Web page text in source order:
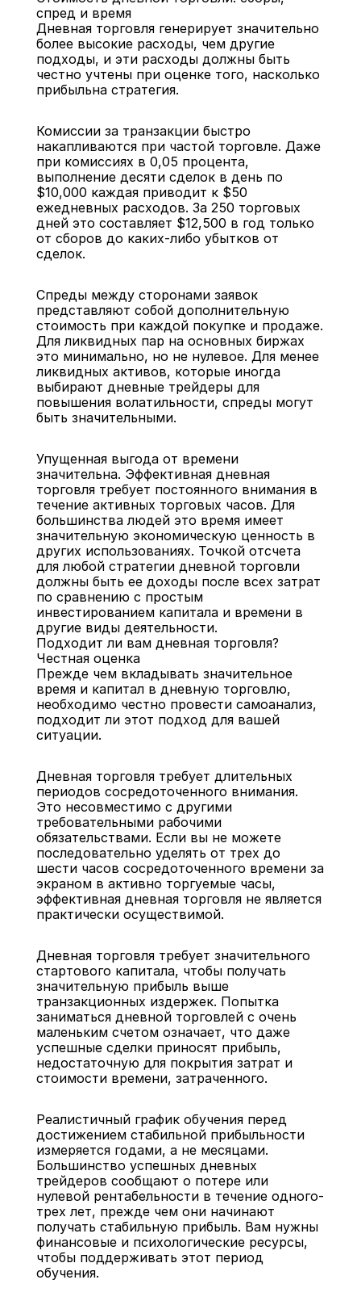
спред и время
Дневная торговля генерирует значительно
более высокие расходы, чем другие
подходы, и эти расходы должны быть
честно учтены при оценке того, насколько
прибыльна стратегия.
Комиссии за транзакции быстро
накапливаются при частой торговле. Даже
при комиссиях в 0,05 процента,
выполнение десяти сделок в день по
$10,000 каждая приводит к $50
ежедневных расходов. За 250 торговых
дней это составляет $12,500 в год только
от сборов до каких-либо убытков от
сделок.
Спреды между сторонами заявок
представляют собой дополнительную
стоимость при каждой покупке и продаже.
Для ликвидных пар на основных биржах
это минимально, но не нулевое. Для менее
ликвидных активов, которые иногда
выбирают дневные трейдеры для
повышения волатильности, спреды могут
быть значительными.
Упущенная выгода от времени
значительна. Эффективная дневная
торговля требует постоянного внимания в
течение активных торговых часов. Для
большинства людей это время имеет
значительную экономическую ценность в
других использованиях. Точкой отсчета
для любой стратегии дневной торговли
должны быть ее доходы после всех затрат
по сравнению с простым
инвестированием капитала и времени в
другие виды деятельности.
Подходит ли вам дневная торговля?
Честная оценка
Прежде чем вкладывать значительное
время и капитал в дневную торговлю,
необходимо честно провести самоанализ,
подходит ли этот подход для вашей
ситуации.
Дневная торговля требует длительных
периодов сосредоточенного внимания.
Это несовместимо с другими
требовательными рабочими
обязательствами. Если вы не можете
последовательно уделять от трех до
шести часов сосредоточенного времени за
экраном в активно торгуемые часы,
эффективная дневная торговля не является
практически осуществимой.
Дневная торговля требует значительного
стартового капитала, чтобы получать
значительную прибыль выше
транзакционных издержек. Попытка
заниматься дневной торговлей с очень
маленьким счетом означает, что даже
успешные сделки приносят прибыль,
недостаточную для покрытия затрат и
стоимости времени, затраченного.
Реалистичный график обучения перед
достижением стабильной прибыльности
измеряется годами, а не месяцами.
Большинство успешных дневных
трейдеров сообщают о потере или
нулевой рентабельности в течение одного-
трех лет, прежде чем они начинают
получать стабильную прибыль. Вам нужны
финансовые и психологические ресурсы,
чтобы поддерживать этот период
обучения.